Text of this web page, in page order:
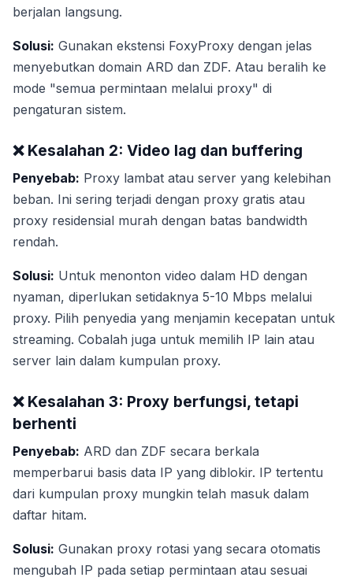
berjalan langsung.
Solusi: Gunakan ekstensi FoxyProxy dengan jelas
menyebutkan domain ARD dan ZDF. Atau beralih ke
mode "semua permintaan melalui proxy" di
pengaturan sistem.
❌ Kesalahan 2: Video lag dan buffering
Penyebab: Proxy lambat atau server yang kelebihan
beban. Ini sering terjadi dengan proxy gratis atau
proxy residensial murah dengan batas bandwidth
rendah.
Solusi: Untuk menonton video dalam HD dengan
nyaman, diperlukan setidaknya 5-10 Mbps melalui
proxy. Pilih penyedia yang menjamin kecepatan untuk
streaming. Cobalah juga untuk memilih IP lain atau
server lain dalam kumpulan proxy.
❌ Kesalahan 3: Proxy berfungsi, tetapi
berhenti
Penyebab: ARD dan ZDF secara berkala
memperbarui basis data IP yang diblokir. IP tertentu
dari kumpulan proxy mungkin telah masuk dalam
daftar hitam.
Solusi: Gunakan proxy rotasi yang secara otomatis
mengubah IP pada setiap permintaan atau sesuai